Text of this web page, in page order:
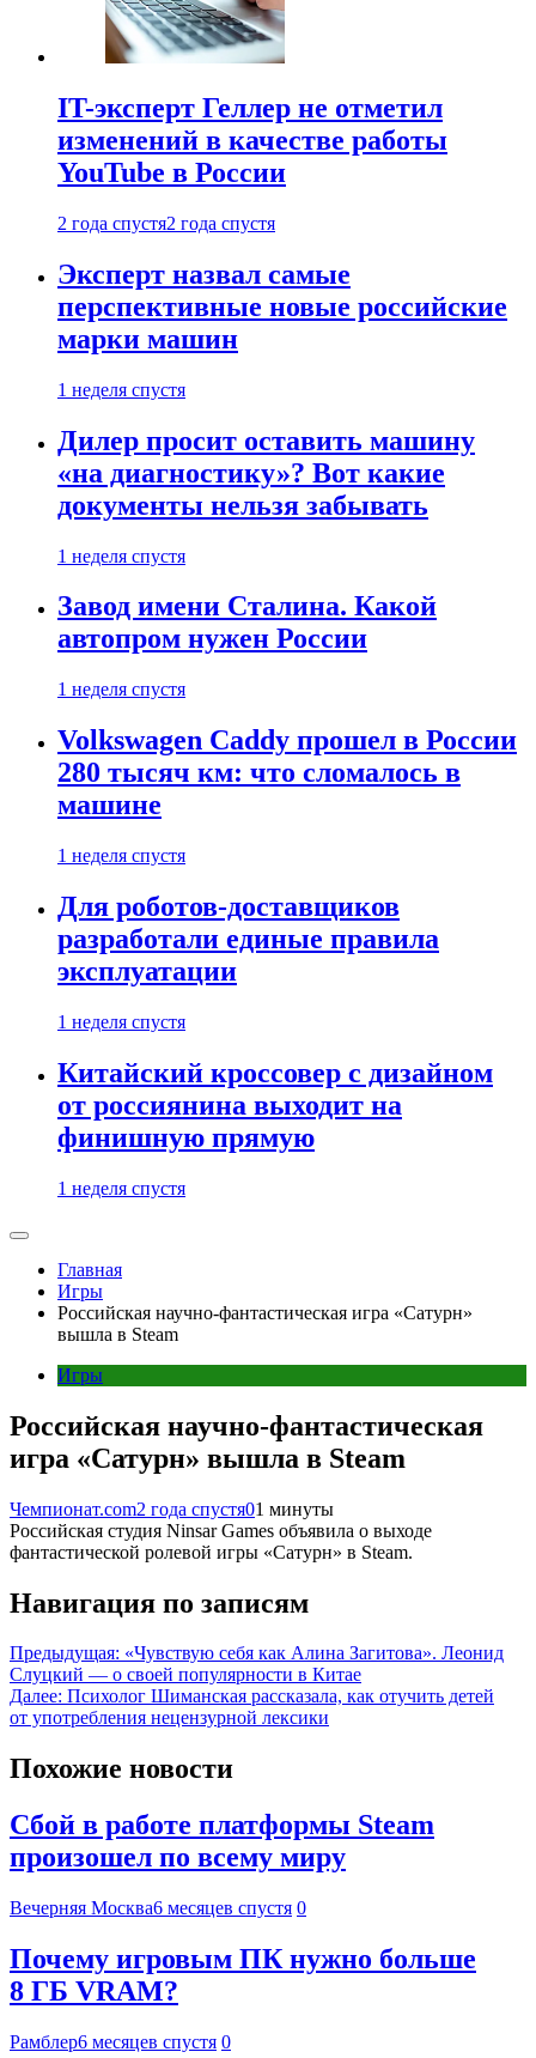
IT-эксперт Геллер не отметил
изменений в качестве работы
YouTube в России
2 года спустя2 года спустя
Эксперт назвал самые
перспективные новые российские
марки машин
1 неделя спустя
Дилер просит оставить машину
«на диагностику»? Вот какие
документы нельзя забывать
1 неделя спустя
Завод имени Сталина. Какой
автопром нужен России
1 неделя спустя
Volkswagen Caddy прошел в России
280 тысяч км: что сломалось в
машине
1 неделя спустя
Для роботов-доставщиков
разработали единые правила
эксплуатации
1 неделя спустя
Китайский кроссовер с дизайном
от россиянина выходит на
финишную прямую
1 неделя спустя
Главная
Игры
Российская научно-фантастическая игра «Сатурн»
вышла в Steam
Игры
Российская научно-фантастическая
игра «Сатурн» вышла в Steam
Чемпионат.com2 года спустя01 минуты
Российская студия Ninsar Games объявила о выходе
фантастической ролевой игры «Сатурн» в Steam.
Навигация по записям
Предыдущая: «Чувствую себя как Алина Загитова». Леонид
Слуцкий — о своей популярности в Китае
Далее: Психолог Шиманская рассказала, как отучить детей
от употребления нецензурной лексики
Похожие новости
Сбой в работе платформы Steam
произошел по всему миру
Вечерняя Москва6 месяцев спустя 0
Почему игровым ПК нужно больше
8 ГБ VRAM?
Рамблер6 месяцев спустя 0